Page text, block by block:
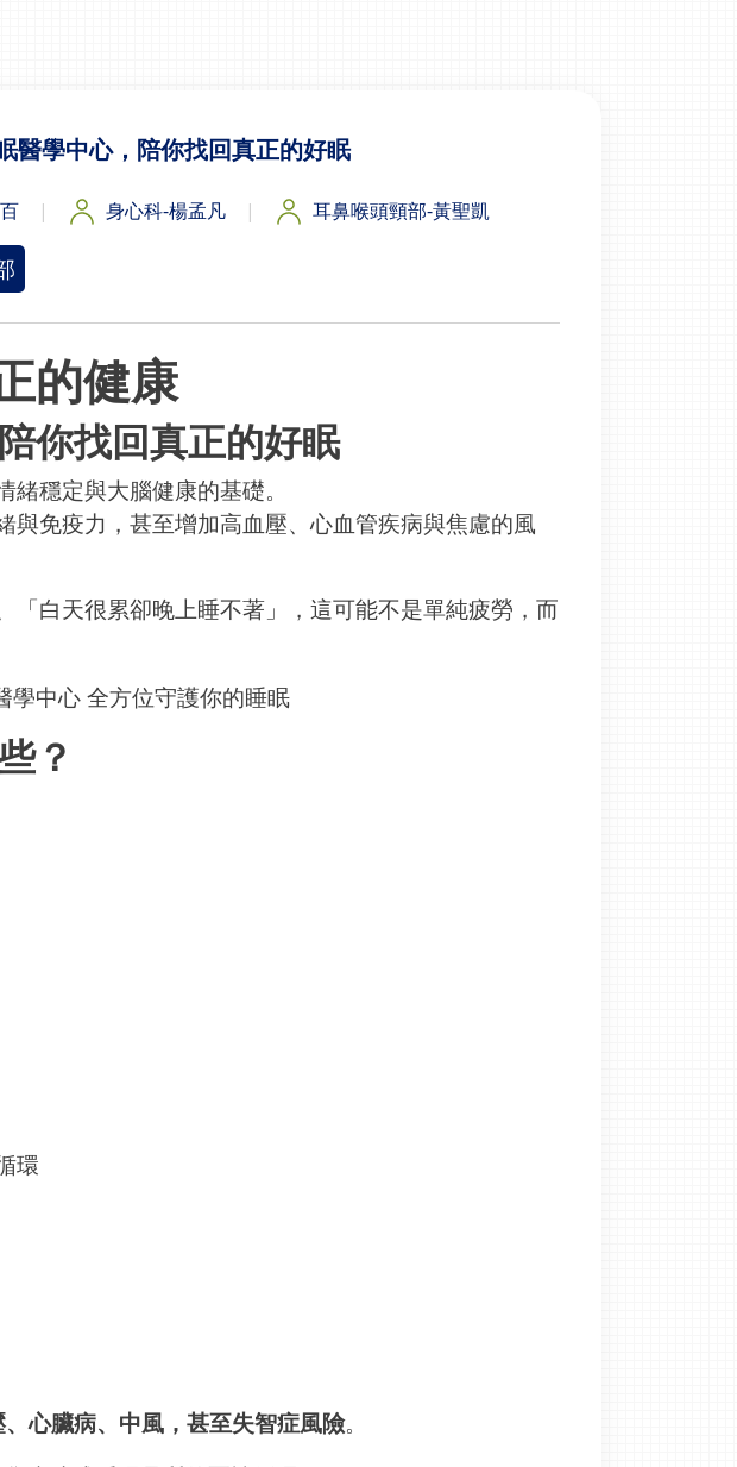
醫學中心，陪你找回真正的好眠
身心科-楊孟凡 耳鼻喉頭頸部-黃聖凱
的健康
你找回真正的好眠
緒穩定與大腦健康的基礎。
與免疫力，甚至增加高血壓、心血管疾病與焦慮的風
「白天很累卻晚上睡不著」，這可能不是單純疲勞，而
？
環
心臟病、中風，甚至失智症風險。